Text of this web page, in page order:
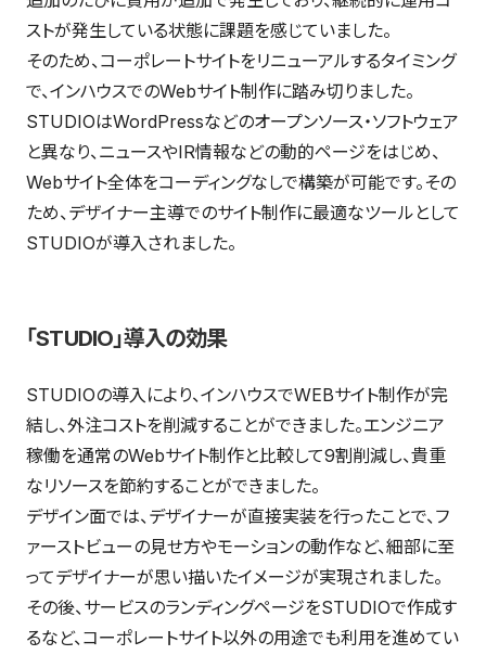
ストが発生している状態に課題を感じていました。
そのため、コーポレートサイトをリニューアルするタイミング
で、インハウスでのWebサイト制作に踏み切りました。
STUDIOはWordPressなどのオープンソース・ソフトウェア
と異なり、ニュースやIR情報などの動的ページをはじめ、
Webサイト全体をコーディングなしで構築が可能です。その
ため、デザイナー主導でのサイト制作に最適なツールとして
STUDIOが導入されました。
「STUDIO」導入の効果
STUDIOの導入により、インハウスでWEBサイト制作が完
結し、外注コストを削減することができました。エンジニア
稼働を通常のWebサイト制作と比較して9割削減し、貴重
なリソースを節約することができました。
デザイン面では、デザイナーが直接実装を行ったことで、フ
ァーストビューの見せ方やモーションの動作など、細部に至
ってデザイナーが思い描いたイメージが実現されました。
その後、サービスのランディングページをSTUDIOで作成す
るなど、コーポレートサイト以外の用途でも利用を進めてい